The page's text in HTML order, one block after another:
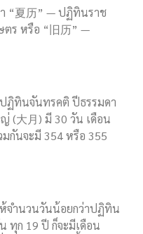
“夏历” — ปฏิทินราช
ตร หรือ “旧历” —
ฏิทินจันทรคติ ปีธรรมดา
(大月) มี 30 วัน เดือน
กันจะมี 354 หรือ 355
จำนวนวันน้อยกว่าปฏิทิน
ทุก 19 ปี ก็จะมีเดือน